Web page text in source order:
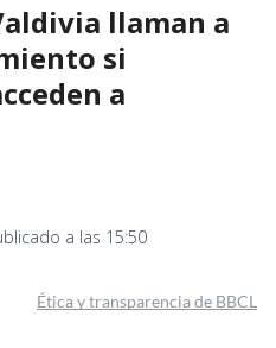
llaman a
si
a
a las 15:50
Ética y transparencia de BBCL